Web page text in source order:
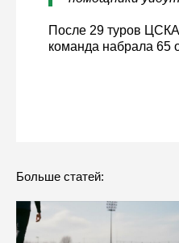
После 29 туров
команда набрала 65
Больше статей: